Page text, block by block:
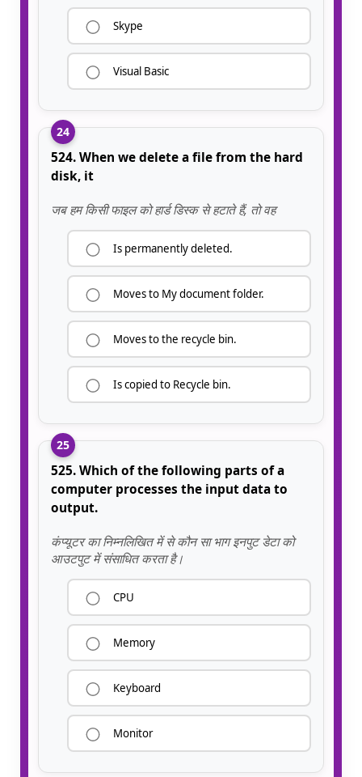
Skype
Visual Basic
24
524. When we delete a file from the hard
disk, it
जब हम किसी फाइल को हार्ड डिस्क से हटाते हैं, तो वह
Is permanently deleted.
Moves to My document folder.
Moves to the recycle bin.
Is copied to Recycle bin.
25
525. Which of the following parts of a
computer processes the input data to
output.
कंप्यूटर का निम्नलिखित में से कौन सा भाग इनपुट डेटा को
आउटपुट में संसाधित करता है।
CPU
Memory
Keyboard
Monitor